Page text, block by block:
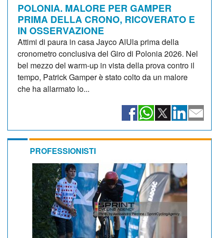
POLONIA. MALORE PER GAMPER
PRIMA DELLA CRONO, RICOVERATO E
IN OSSERVAZIONE
Attimi di paura in casa Jayco AlUla prima della
cronometro conclusiva del Giro di Polonia 2026. Nel
bel mezzo del warm-up in vista della prova contro il
tempo, Patrick Gamper è stato colto da un malore
che ha allarmato lo...
PROFESSIONISTI